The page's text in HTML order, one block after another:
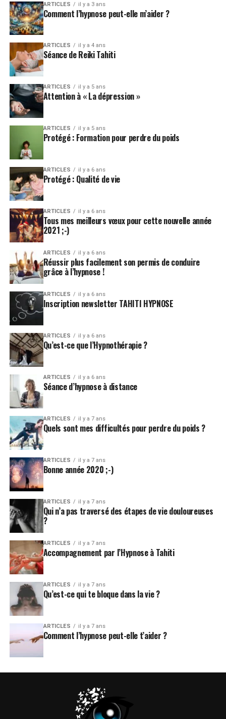
ARTICLES il y a 3 ans
Comment l’hypnose peut-elle m’aider ?
ARTICLES il y a 4 ans
Séance de Reiki Tahiti
ARTICLES il y a 5 ans
Attention à « La dépression »
ARTICLES il y a 5 ans
Protégé : Formation pour perdre du poids
ARTICLES il y a 6 ans
Protégé : Qualité de vie
ARTICLES il y a 6 ans
Tous mes meilleurs vœux pour cette nouvelle année
2021 ;-)
ARTICLES il y a 6 ans
Réussir plus facilement son permis de conduire
grâce à l’hypnose !
ARTICLES il y a 6 ans
Inscription newsletter TAHITI HYPNOSE
ARTICLES il y a 6 ans
Qu’est-ce que l’Hypnothérapie ?
ARTICLES il y a 6 ans
Séance d’hypnose à distance
ARTICLES il y a 7 ans
Quels sont mes difficultés pour perdre du poids ?
ARTICLES il y a 7 ans
Bonne année 2020 ;-)
ARTICLES il y a 7 ans
Qui n’a pas traversé des étapes de vie douloureuses
?
ARTICLES il y a 7 ans
Accompagnement par l’Hypnose à Tahiti
ARTICLES il y a 7 ans
Qu’est-ce qui te bloque dans la vie ?
ARTICLES il y a 7 ans
Comment l’hypnose peut-elle t’aider ?